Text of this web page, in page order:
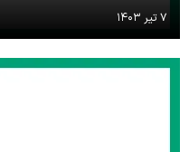
۷ تیر ۱۴۰۳